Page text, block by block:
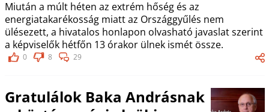
Miután a múlt héten az extrém hőség és az
energiatakarékosság miatt az Országgyűlés nem
ülésezett, a hivatalos honlapon olvasható javaslat szerint
a képviselők hétfőn 13 órakor ülnek ismét össze.
0 8 29
Gratulálok Baka Andrásnak